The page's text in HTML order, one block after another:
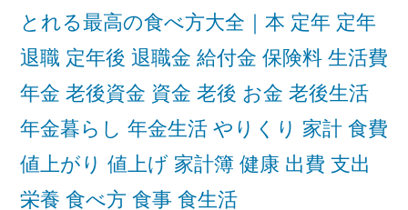
とれる最高の食べ方大全｜本 定年 定年
退職 定年後 退職金 給付金 保険料 生活費
年金 老後資金 資金 老後 お金 老後生活
年金暮らし 年金生活 やりくり 家計 食費
値上がり 値上げ 家計簿 健康 出費 支出
栄養 食べ方 食事 食生活